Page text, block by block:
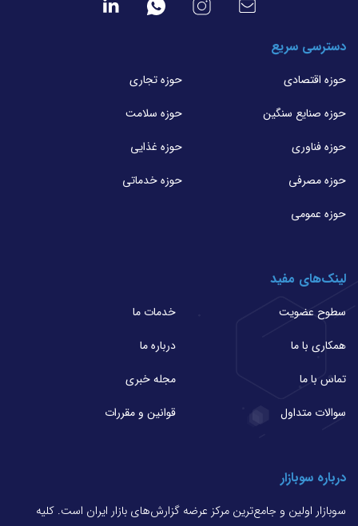
دسترسی سریع
حوزه اقتصادی
حوزه تجاری
حوزه صنایع سنگین
حوزه سلامت
حوزه فناوری
حوزه غذایی
حوزه مصرفی
حوزه خدماتی
حوزه عمومی
لینک‌های مفید
سطوح عضویت
خدمات ما
همکاری با ما
درباره ما
تماس با ما
مجله خبری
سوالات متداول
قوانین و مقررات
درباره سوبازار
سوبازار اولین و جامع‌ترین مرکز عرضه گزارش‌های بازار ایران است. کلیه